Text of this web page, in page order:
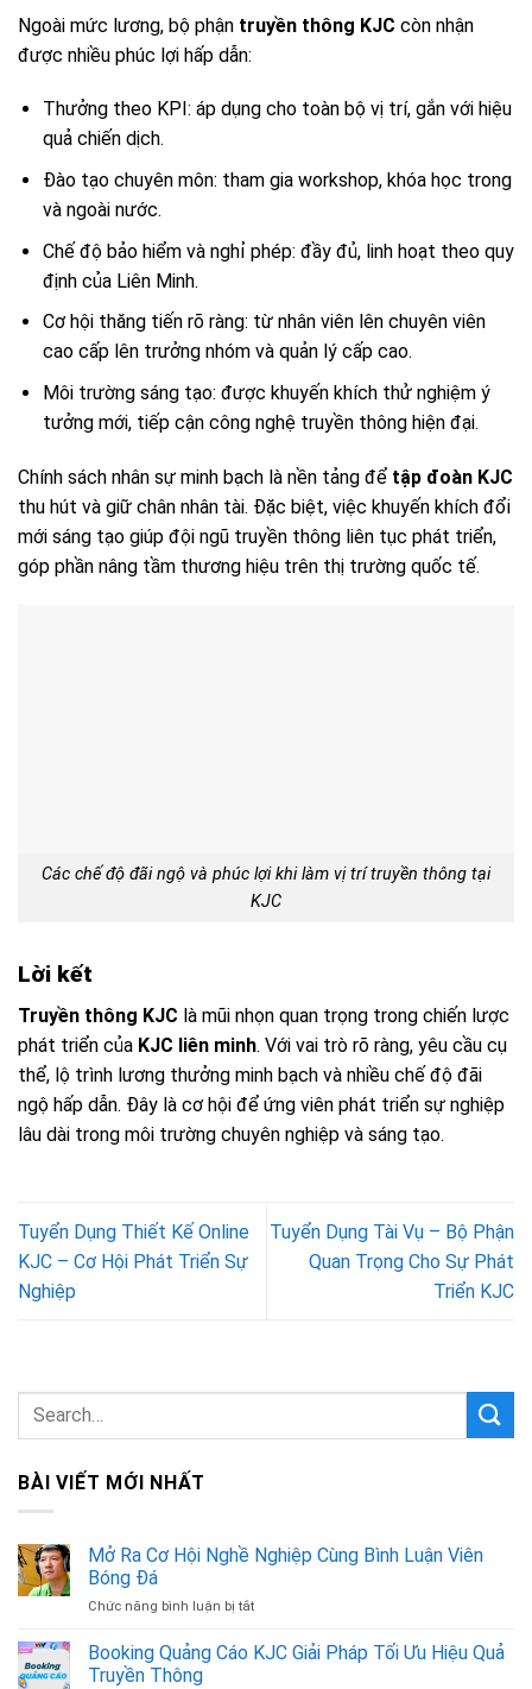
Ngoài mức lương, bộ phận truyền thông KJC còn nhận
được nhiều phúc lợi hấp dẫn:
Thưởng theo KPI: áp dụng cho toàn bộ vị trí, gắn với hiệu
quả chiến dịch.
Đào tạo chuyên môn: tham gia workshop, khóa học trong
và ngoài nước.
Chế độ bảo hiểm và nghỉ phép: đầy đủ, linh hoạt theo quy
định của Liên Minh.
Cơ hội thăng tiến rõ ràng: từ nhân viên lên chuyên viên
cao cấp lên trưởng nhóm và quản lý cấp cao.
Môi trường sáng tạo: được khuyến khích thử nghiệm ý
tưởng mới, tiếp cận công nghệ truyền thông hiện đại.
Chính sách nhân sự minh bạch là nền tảng để tập đoàn KJC
thu hút và giữ chân nhân tài. Đặc biệt, việc khuyến khích đổi
mới sáng tạo giúp đội ngũ truyền thông liên tục phát triển,
góp phần nâng tầm thương hiệu trên thị trường quốc tế.
Các chế độ đãi ngộ và phúc lợi khi làm vị trí truyền thông tại
KJC
Lời kết
Truyền thông KJC là mũi nhọn quan trọng trong chiến lược
phát triển của KJC liên minh. Với vai trò rõ ràng, yêu cầu cụ
thể, lộ trình lương thưởng minh bạch và nhiều chế độ đãi
ngộ hấp dẫn. Đây là cơ hội để ứng viên phát triển sự nghiệp
lâu dài trong môi trường chuyên nghiệp và sáng tạo.
Tuyển Dụng Thiết Kế Online
KJC – Cơ Hội Phát Triển Sự
Nghiệp
Tuyển Dụng Tài Vụ – Bộ Phận
Quan Trọng Cho Sự Phát
Triển KJC
BÀI VIẾT MỚI NHẤT
Mở Ra Cơ Hội Nghề Nghiệp Cùng Bình Luận Viên
Bóng Đá
Chức năng bình luận bị tắt
Ra
Booking Quảng Cáo KJC Giải Pháp Tối Ưu Hiệu Quả
Truyền Thông